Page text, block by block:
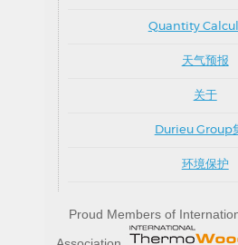
Quantity
天气预报
关于
Durieu Group
环境保护
Proud Members of